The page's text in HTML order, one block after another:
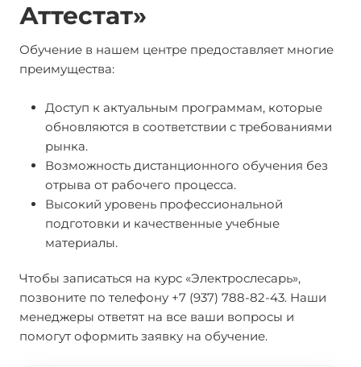
Аттестат»
Обучение в нашем центре предоставляет многие
преимущества:
Доступ к актуальным программам, которые
обновляются в соответствии с требованиями
рынка.
Возможность дистанционного обучения без
отрыва от рабочего процесса.
Высокий уровень профессиональной
подготовки и качественные учебные
материалы.
Чтобы записаться на курс «Электрослесарь»,
позвоните по телефону +7 (937) 788-82-43. Наши
менеджеры ответят на все ваши вопросы и
помогут оформить заявку на обучение.